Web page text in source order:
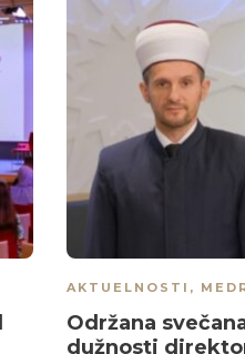
AKTUELNOSTI ,
Održana
dužnosti